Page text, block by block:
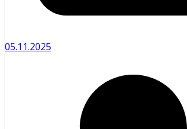
05.11.2025